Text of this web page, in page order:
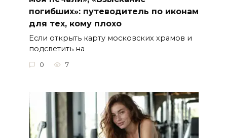
погибших»: путеводитель по иконам
для тех, кому плохо
Если открыть карту московских храмов и
подсветить на
0 7